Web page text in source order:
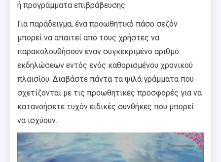
ή προγράμματα επιβράβευσης.
Για παράδειγμα, ένα προωθητικό πάσο σεζόν
μπορεί να απαιτεί από τους χρήστες να
παρακολουθήσουν έναν συγκεκριμένο αριθμό
εκδηλώσεων εντός ενός καθορισμένου χρονικού
πλαισίου. Διαβάστε πάντα τα ψιλά γράμματα που
σχετίζονται με τις προωθητικές προσφορές για να
κατανοήσετε τυχόν ειδικές συνθήκες που μπορεί
να ισχύουν.